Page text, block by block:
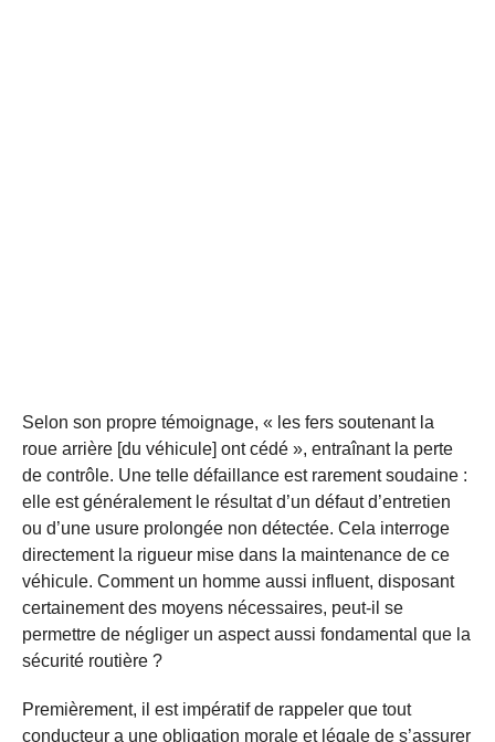
Selon son propre témoignage, « les fers soutenant la
roue arrière [du véhicule] ont cédé », entraînant la perte
de contrôle. Une telle défaillance est rarement soudaine :
elle est généralement le résultat d’un défaut d’entretien
ou d’une usure prolongée non détectée. Cela interroge
directement la rigueur mise dans la maintenance de ce
véhicule. Comment un homme aussi influent, disposant
certainement des moyens nécessaires, peut-il se
permettre de négliger un aspect aussi fondamental que la
sécurité routière ?
Premièrement, il est impératif de rappeler que tout
conducteur a une obligation morale et légale de s’assurer